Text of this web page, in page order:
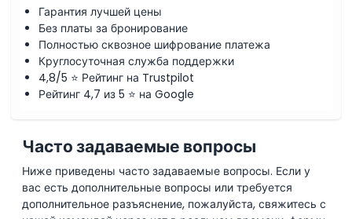
Как воспользоваться
Политика отмены
Гарантия лучшей цены
Без платы за бронирование
Полностью сквозное шифрование платежа
Круглосуточная служба поддержки
4,8/5 ⭐ Рейтинг на Trustpilot
Рейтинг 4,7 из 5 ⭐ на Google
Часто задаваемые вопросы
Ниже приведены часто задаваемые вопросы. Если у
вас есть дополнительные вопросы или требуется
дополнительное разъяснение, пожалуйста, свяжитесь с